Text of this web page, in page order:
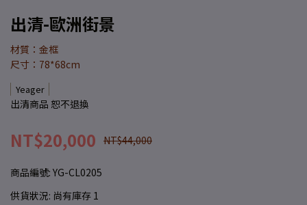
出清-歐洲街景
材質：金框
尺寸：78*68cm
Yeager
出清商品 恕不退換
NT$20,000 NT$44,000
商品編號: YG-CL0205
供貨狀況: 尚有庫存 1